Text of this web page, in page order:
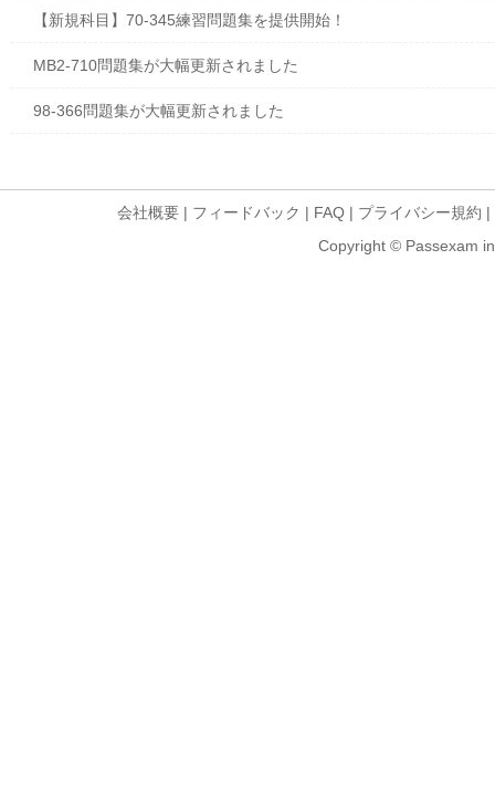
【新規科目】70-345練習問題集を提供開始！
MB2-710問題集が大幅更新されました
98-366問題集が大幅更新されました
会社概要 | フィードバック | FAQ | プライバシー規約 |
Copyright © Passexam